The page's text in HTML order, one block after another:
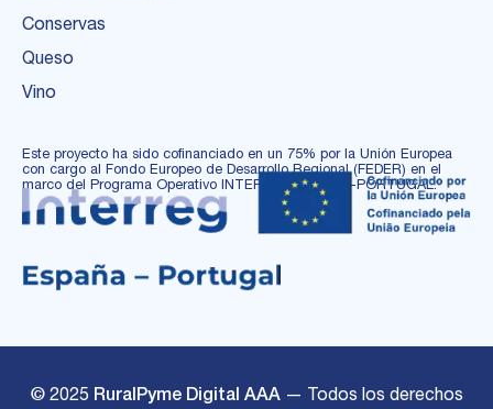
Conservas
Queso
Vino
Este proyecto ha sido cofinanciado en un 75% por la Unión Europea
con cargo al Fondo Europeo de Desarrollo Regional (FEDER) en el
marco del Programa Operativo INTERREG ESPAÑA-PORTUGAL.
© 2025 RuralPyme Digital AAA— Todos los derechos